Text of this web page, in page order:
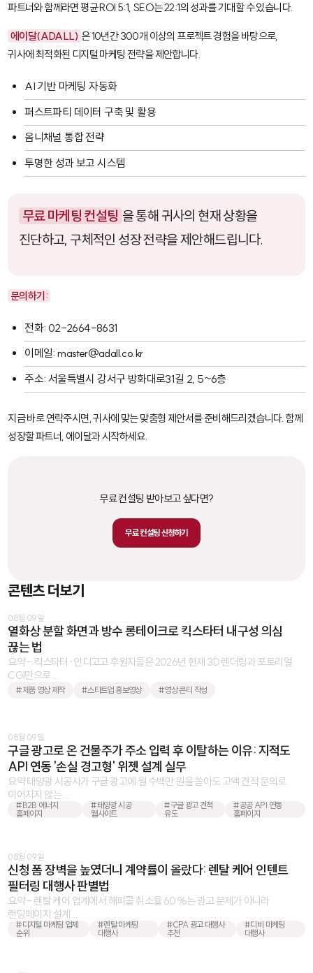
파트너와 함께라면 평균 ROI 5:1, SEO는 22:1의 성과를 기대할 수 있습니다.
에이달(ADALL) 은 10년간 300개 이상의 프로젝트 경험을 바탕으로,
귀사에 최적화된 디지털 마케팅 전략을 제안합니다.
AI 기반 마케팅 자동화
퍼스트파티 데이터 구축 및 활용
옴니채널 통합 전략
투명한 성과 보고 시스템
무료 마케팅 컨설팅 을 통해 귀사의 현재 상황을
진단하고, 구체적인 성장 전략을 제안해드립니다.
문의하기:
전화: 02-2664-8631
이메일: master@adall.co.kr
주소: 서울특별시 강서구 방화대로31길 2, 5~6층
지금 바로 연락주시면, 귀사에 맞는 맞춤형 제안서를 준비해드리겠습니다. 함께
성장할 파트너, 에이달과 시작하세요.
무료 컨설팅 받아보고 싶다면?
무료 컨설팅 신청하기
콘텐츠 더보기
08월 09일
열화상 분할 화면과 방수 롱테이크로 킥스타터 내구성 의심
끊는 법
요약 - 킥스타터·인디고고 후원자들은 2026년 현재 3D 렌더링과 포토리얼
CGI만으로 ...
#제품 영상 제작 #스타트업 홍보영상 #영상 콘티 작성
08월 09일
구글 광고로 온 건물주가 주소 입력 후 이탈하는 이유: 지적도
API 연동 '손실 경고형' 위젯 설계 실무
요약 태양광 시공사가 구글 광고에 월 수백만 원을 쏟아도 고액 견적 문의로
이어지지 않는 ...
#B2B 에너지
홈페이지
#태양광 시공
웹사이트
#구글 광고 견적
유도
#공공 API 연동
홈페이지
08월 09일
신청 폼 장벽을 높였더니 계약률이 올랐다: 렌탈 케어 인텐트
필터링 대행사 판별법
요약 - 렌탈 케어 업계에서 해피콜 취소율 60%는 광고 문제가 아니라
랜딩페이지 설계 ...
#디지털 마케팅 업체
순위
#렌탈 마케팅
대행사
#CPA 광고 대행사
추천
#디비 마케팅
대행사